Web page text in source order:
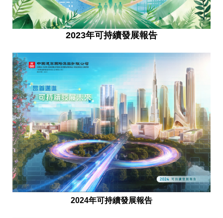
2023年可持續發展報告
2024年可持續發展報告